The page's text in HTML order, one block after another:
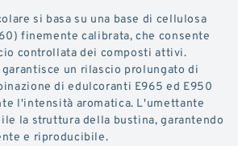
si basa su una base di cellulosa
finemente calibrata, che consente
controllata dei composti attivi.
un rilascio prolungato di
di edulcoranti E965 ed E950
l'intensità aromatica. L'umettante
la struttura della bustina, garantendo
e riproducibile.